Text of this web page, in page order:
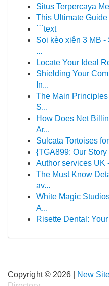
Situs Terpercaya
This Ultimate
```text
Soi kèo xiên 3 MB
...
Locate Your Ideal
Shielding Your
In...
The Main
S...
How Does Net
Ar...
Sulcata Tortoises
{TGA899: Our Story
Author services UK
The Must Know
av...
White Magic
A...
Risette Dental:
Copyright © 2026 | New